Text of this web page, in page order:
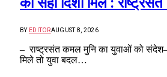
BY EDITORAUGUST 8, 2026
– राष्ट्रसंत कमल मुनि का युवाओं को
मिले तो युवा बदल…